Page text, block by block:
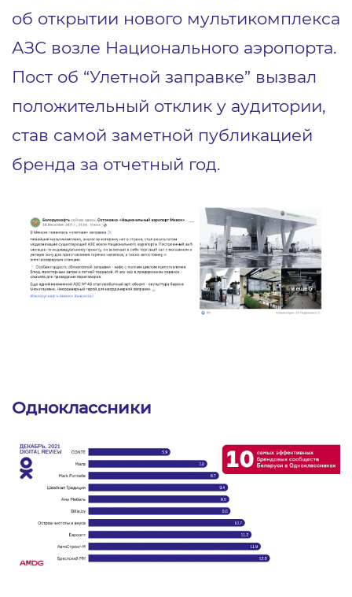
об открытии нового мультикомплекса
АЗС возле Национального аэропорта.
Пост об “Улетной заправке” вызвал
положительный отклик у аудитории,
став самой заметной публикацией
бренда за отчетный год.
Одноклассники